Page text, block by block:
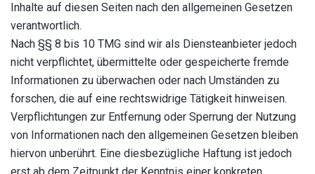
Inhalte auf diesen Seiten nach den allgemeinen Gesetzen
verantwortlich.
Nach §§ 8 bis 10 TMG sind wir als Diensteanbieter jedoch
nicht verpflichtet, übermittelte oder gespeicherte fremde
Informationen zu überwachen oder nach Umständen zu
forschen, die auf eine rechtswidrige Tätigkeit hinweisen.
Verpflichtungen zur Entfernung oder Sperrung der Nutzung
von Informationen nach den allgemeinen Gesetzen bleiben
hiervon unberührt. Eine diesbezügliche Haftung ist jedoch